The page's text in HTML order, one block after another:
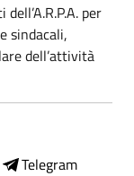
per
sindacali,
dell’attività
Telegram